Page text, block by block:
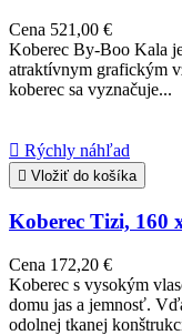
Cena 521,00 €
Koberec By-Boo Kala
atraktívnym grafickým
koberec sa vyznačuje...
 Rýchly náhľad
 Vložiť do košíka
Koberec Tizi, 160
Cena 172,20 €
Koberec s vysokým
domu jas a jemnosť.
odolnej tkanej